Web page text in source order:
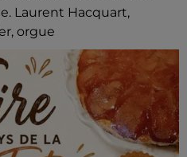
Laurent Hacquart,
orgue